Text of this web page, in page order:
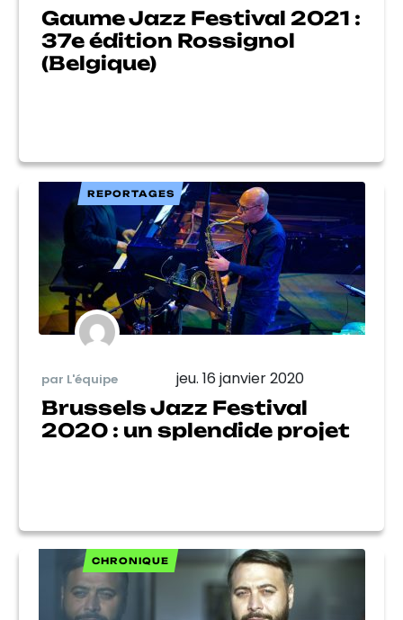
Gaume Jazz Festival 2021 :
37e édition Rossignol
(Belgique)
REPORTAGES
par L'équipe jeu. 16 janvier 2020
Brussels Jazz Festival
2020 : un splendide projet
CHRONIQUE